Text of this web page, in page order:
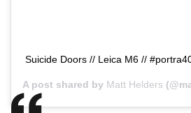
Suicide Doors // Leica M6 //
A post shared by Matt Helders